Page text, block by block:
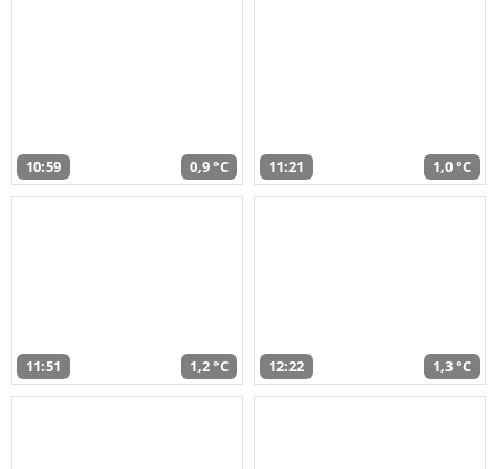
10:59 0,9 °C 11:21 1,0 °C
11:51 1,2 °C 12:22 1,3 °C